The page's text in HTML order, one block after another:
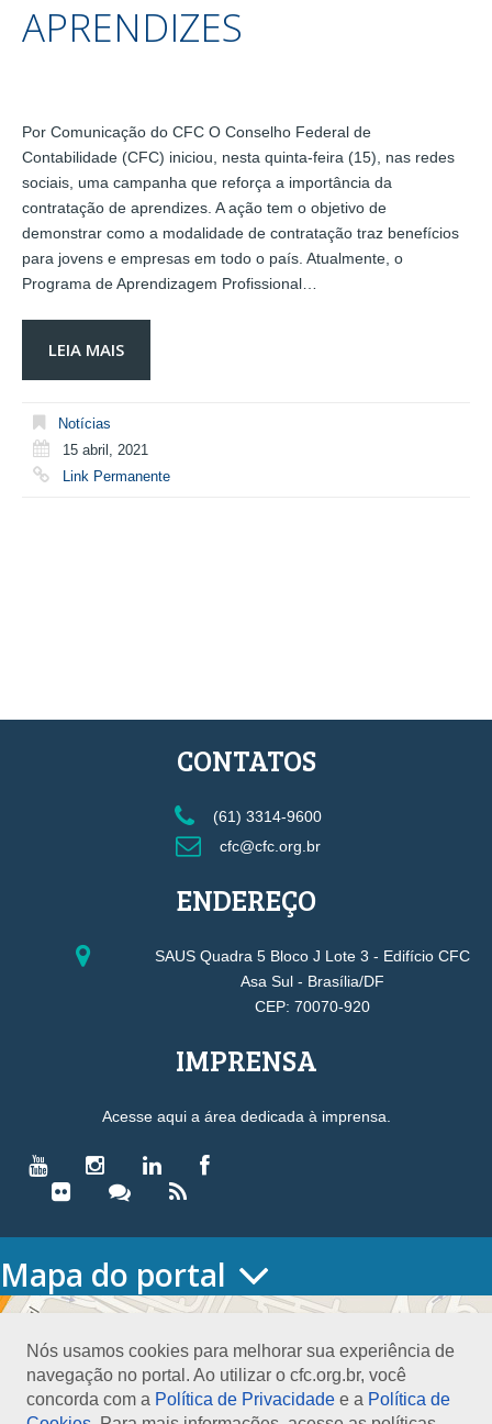
APRENDIZES
Por Comunicação do CFC O Conselho Federal de
Contabilidade (CFC) iniciou, nesta quinta-feira (15), nas redes
sociais, uma campanha que reforça a importância da
contratação de aprendizes. A ação tem o objetivo de
demonstrar como a modalidade de contratação traz benefícios
para jovens e empresas em todo o país. Atualmente, o
Programa de Aprendizagem Profissional…
LEIA MAIS
Notícias
15 abril, 2021
Link Permanente
Nós usamos cookies para melhorar sua experiência de
navegação no portal. Ao utilizar o cfc.org.br, você
concorda com a Política de Privacidade e a Política de
CONTATOS
(61) 3314-9600
cfc@cfc.org.br
ENDEREÇO
SAUS Quadra 5 Bloco J Lote 3 - Edifício CFC
Asa Sul - Brasília/DF
CEP: 70070-920
IMPRENSA
Acesse aqui a área dedicada à imprensa.
Mapa do portal
HOME
Conselho Diretor
Nossa Sede
Planejamento